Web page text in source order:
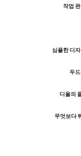
작업
심플한 디
두
디올의
무엇보다